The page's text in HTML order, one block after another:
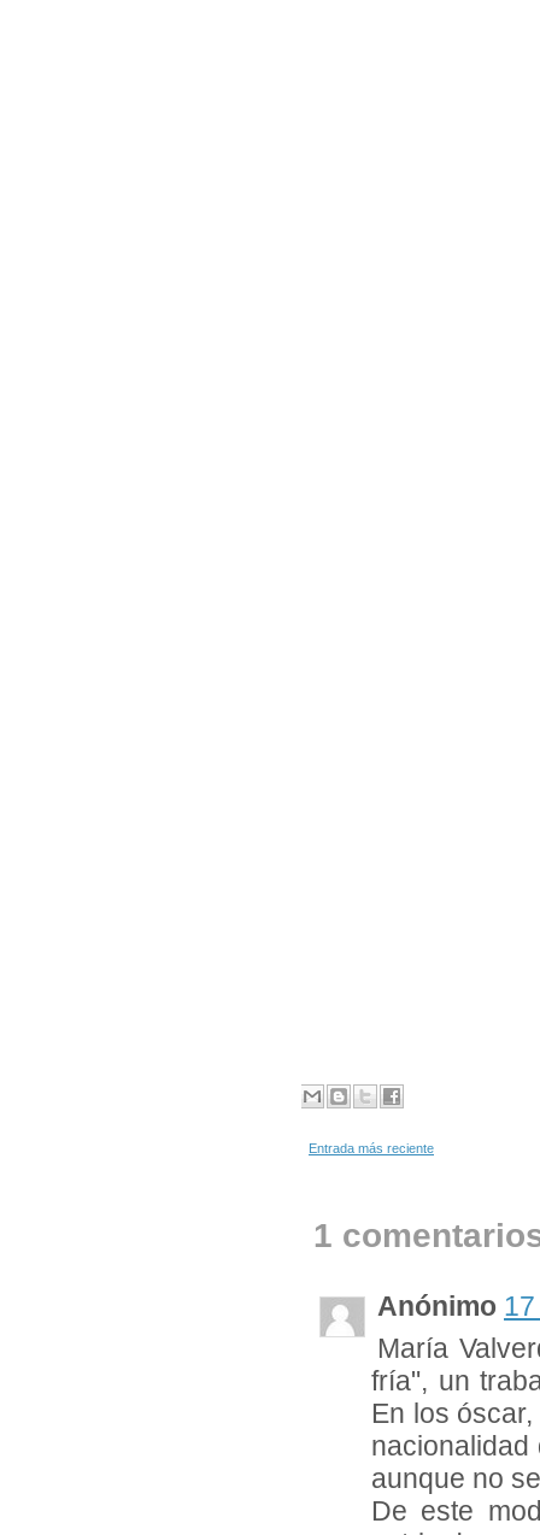
Entrada más reciente
1
Anónimo
María
fría", un
En los
nacionalidad
aunque no
De este